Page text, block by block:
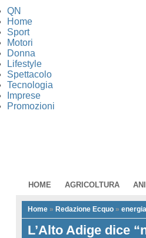
QN
Home
Sport
Motori
Donna
Lifestyle
Spettacolo
Tecnologia
Imprese
Promozioni
HOME AGRICOLTURA
Home » Redazione Ecquo » energia
L’Alto Adige dice